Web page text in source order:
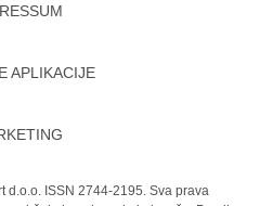
APLIKACIJE
d.o.o. ISSN 2744-2195. Sva prava